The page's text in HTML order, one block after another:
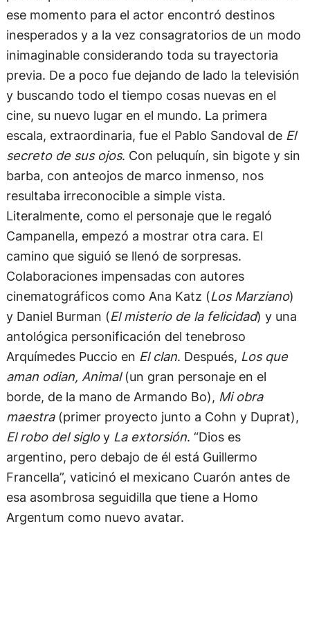
ese momento para el actor encontró destinos
inesperados y a la vez consagratorios de un modo
inimaginable considerando toda su trayectoria
previa. De a poco fue dejando de lado la televisión
y buscando todo el tiempo cosas nuevas en el
cine, su nuevo lugar en el mundo. La primera
escala, extraordinaria, fue el Pablo Sandoval de El
secreto de sus ojos. Con peluquín, sin bigote y sin
barba, con anteojos de marco inmenso, nos
resultaba irreconocible a simple vista.
Literalmente, como el personaje que le regaló
Campanella, empezó a mostrar otra cara. El
camino que siguió se llenó de sorpresas.
Colaboraciones impensadas con autores
cinematográficos como Ana Katz ( Los Marziano)
y Daniel Burman ( El misterio de la felicidad) y una
antológica personificación del tenebroso
Arquímedes Puccio en El clan. Después,
Los que
aman odian, Animal(un gran personaje en el
borde, de la mano de Armando Bo),
Mi obra
maestra(primer proyecto junto a Cohn y Duprat),
El robo del sigloy La extorsión. “Dios es
argentino, pero debajo de él está Guillermo
Francella”, vaticinó el mexicano Cuarón antes de
esa asombrosa seguidilla que tiene a Homo
Argentum como nuevo avatar.